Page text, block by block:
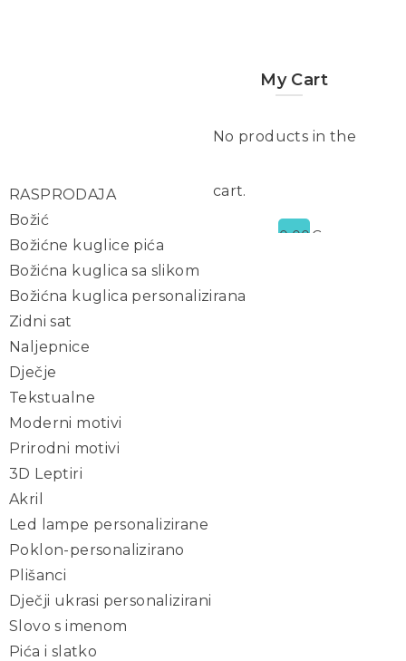
My Cart
No products in the
cart.
0,00€
RASPRODAJA
Božić
Božićne kuglice pića
Božićna kuglica sa slikom
Božićna kuglica personalizirana
Zidni sat
Naljepnice
Dječje
Tekstualne
Moderni motivi
Prirodni motivi
3D Leptiri
Akril
Led lampe personalizirane
Poklon-personalizirano
Plišanci
Dječji ukrasi personalizirani
Slovo s imenom
Pića i slatko